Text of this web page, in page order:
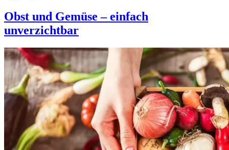
Obst und Gemüse – einfach
unverzichtbar